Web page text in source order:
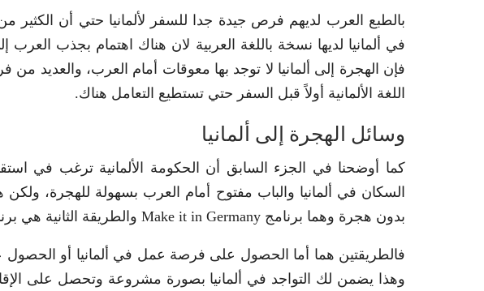
بالطبع العرب لديهم فرص جيدة جدا للسفر لألمانيا حتي أن الكثير من
في ألمانيا لديها نسخة باللغة العربية لان هناك اهتمام بجذب العرب
فإن الهجرة إلى ألمانيا لا توجد بها معوقات أمام العرب، والعديد من
اللغة الألمانية أولاً قبل السفر حتي تستطيع التعامل هناك.
وسائل الهجرة إلى ألمانيا
كما أوضحنا في الجزء السابق أن الحكومة الألمانية ترغب في
السكان في ألمانيا والباب مفتوح أمام العرب بسهولة للهجرة،
بدون هجرة وهما برنامج Make it in Germany والطريقة الثانية هي برنامج DAAD.
فالطريقتين هما أما الحصول على فرصة عمل في ألمانيا أو الحصول
وهذا يضمن لك التواجد في ألمانيا بصورة مشروعة وتحصل على